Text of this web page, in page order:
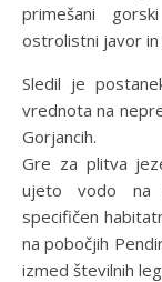
primešani
ostrolistni javor
Sledil je
vrednota na
Gorjancih.
Gre za plitva
ujeto vodo na
specifičen
na pobočjih
izmed številnih